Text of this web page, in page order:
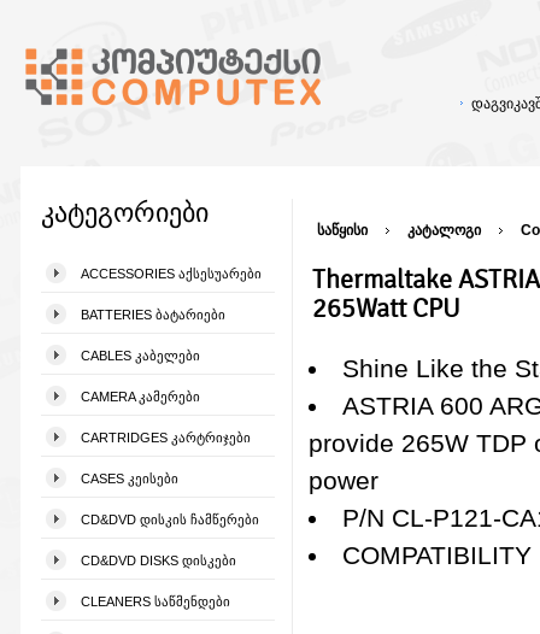
კატეგორიები
ACCESSORIES ᲐᲥᲡᲔᲡᲣᲐᲠᲔᲑᲘ
BATTERIES ᲑᲐᲢᲐᲠᲘᲔᲑᲘ
CABLES ᲙᲐᲑᲔᲚᲔᲑᲘ
CAMERA ᲙᲐᲛᲔᲠᲔᲑᲘ
CARTRIDGES ᲙᲐᲠᲢᲠᲘᲯᲔᲑᲘ
CASES ᲙᲔᲘᲡᲔᲑᲘ
CD&DVD ᲓᲘᲡᲙᲘᲡ ᲩᲐᲛᲬᲔᲠᲔᲑᲘ
CD&DVD DISKS ᲓᲘᲡᲙᲔᲑᲘ
CLEANERS ᲡᲐᲬᲛᲔᲜᲓᲔᲑᲘ
საწყისი კატალოგი
Thermaltake
265Watt CPU
Shine Like the
ASTRIA 600
provide 265W TDP
power
P/N CL-P121-